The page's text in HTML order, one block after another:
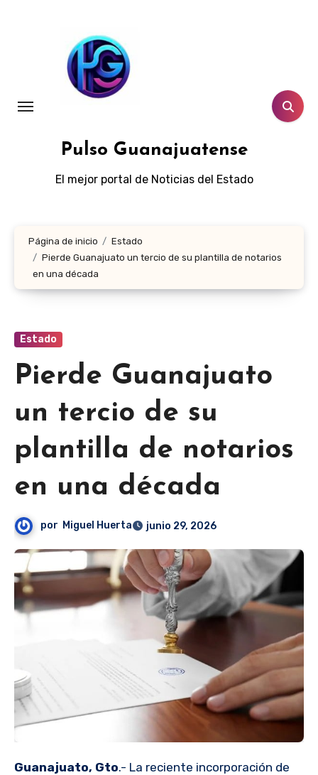
Pulso Guanajuatense
El mejor portal de Noticias del Estado
Página de inicio
Estado
Pierde Guanajuato un tercio de su plantilla de notarios
en una década
Estado
Pierde Guanajuato
un tercio de su
plantilla de notarios
en una década
por Miguel Huerta junio 29, 2026
Guanajuato, Gto.- La reciente incorporación de